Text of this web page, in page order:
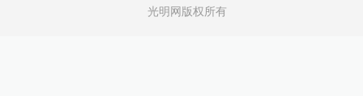
光明网版权所有